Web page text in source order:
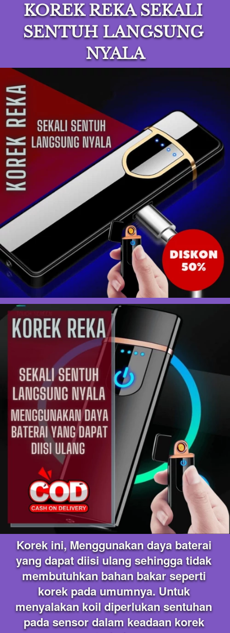
KOREK REKA SEKALI
SENTUH LANGSUNG
NYALA
Korek ini, Menggunakan daya baterai
yang dapat diisi ulang sehingga tidak
membutuhkan bahan bakar seperti
korek pada umumnya. Untuk
menyalakan koil diperlukan sentuhan
pada sensor dalam keadaan korek